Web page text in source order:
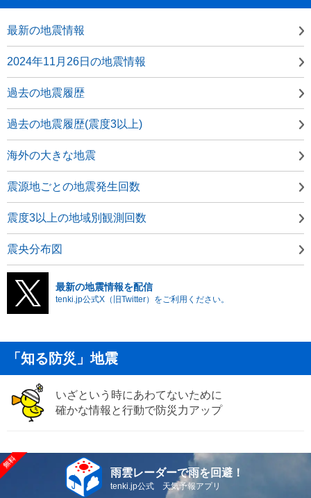
最新の地震情報
2024年11月26日の地震情報
過去の地震履歴
過去の地震履歴(震度3以上)
海外の大きな地震
震源地ごとの地震発生回数
震度3以上の地域別観測回数
震央分布図
最新の地震情報を配信
tenki.jp公式X（旧Twitter）をご利用ください。
「知る防災」地震
いざという時にあわてないために
確かな情報と行動で防災力アップ
雨雲レーダーで雨を回避！
tenki.jp公式 天気予報アプリ